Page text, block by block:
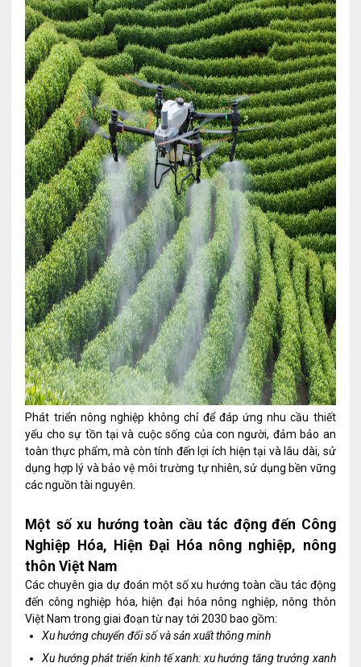
Phát triển nông nghiệp không chỉ để đáp ứng nhu cầu thiết
yếu cho sự tồn tại và cuộc sống của con người, đảm bảo an
toàn thực phẩm, mà còn tính đến lợi ích hiện tại và lâu dài, sử
dụng hợp lý và bảo vệ môi trường tự nhiên, sử dụng bền vững
các nguồn tài nguyên.
Một số xu hướng toàn cầu tác động đến Công
Nghiệp Hóa, Hiện Đại Hóa nông nghiệp, nông
thôn Việt Nam
Các chuyên gia dự đoán một số xu hướng toàn cầu tác động
đến công nghiệp hóa, hiện đại hóa nông nghiệp, nông thôn
Việt Nam trong giai đoạn từ nay tới 2030 bao gồm:
Xu hướng chuyển đổi số và sản xuất thông minh
Xu hướng phát triển kinh tế xanh: xu hướng tăng trưởng xanh